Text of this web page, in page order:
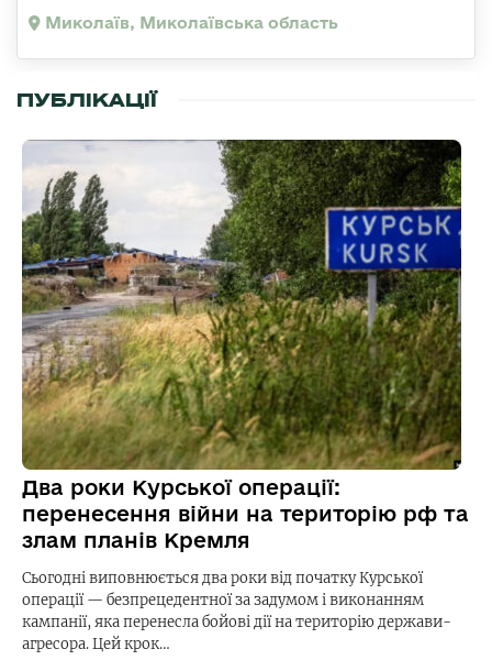
Миколаїв, Миколаївська область
ПУБЛІКАЦІЇ
Два роки Курської операції:
перенесення війни на територію рф та
злам планів Кремля
Сьогодні виповнюється два роки від початку Курської
операції — безпрецедентної за задумом і виконанням
кампанії, яка перенесла бойові дії на територію держави-
агресора. Цей крок…